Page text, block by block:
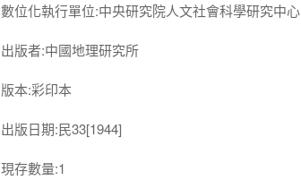
數位化執行單位:中央研究院人文社會科學研究中心
出版者:中國地理研究所
版本:彩印本
出版日期:民33[1944]
現存數量:1